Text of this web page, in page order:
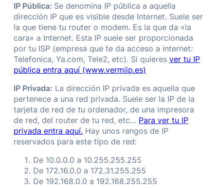
IP Pública: Se denomina IP pública a aquella
dirección IP que es visible desde Internet. Suele ser
la que tiene tu router o modem. Es la que da «la
cara» a Internet. Esta IP suele ser proporcionada
por tu ISP (empresa que te da acceso a internet:
Telefonica, Ya.com, Tele2, etc). Si quieres ver tu IP
pública entra aquí (www.vermiip.es)
IP Privada: La dirección IP privada es aquella que
pertenece a una red privada. Suele ser la IP de la
tarjeta de red de tu ordenador, de una impresora
de red, del router de tu red, etc… Para ver tu IP
privada entra aquí. Hay unos rangos de IP
reservados para este tipo de red:
De 10.0.0.0 a 10.255.255.255
De 172.16.0.0 a 172.31.255.255
De 192.168.0.0 a 192.168.255.255